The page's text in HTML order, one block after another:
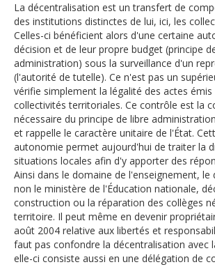
Mon ZA.com
中文
English
Français
Connexion
La décentralisation est un transfert de
des institutions distinctes de lui, ici, les
Celles-ci bénéficient alors d'une certaine
décision et de leur propre budget (principe
administration) sous la surveillance d'un
(l'autorité de tutelle). Ce n'est pas un
vérifie simplement la légalité des actes émis
collectivités territoriales. Ce contrôle est la
nécessaire du principe de libre
et rappelle le caractère unitaire de l'État.
autonomie permet aujourd'hui de traiter la
situations locales afin d'y apporter des
Ainsi dans le domaine de l'enseignement,
non le ministère de l'Éducation nationale,
construction ou la réparation des collèges
territoire. Il peut même en devenir
août 2004 relative aux libertés et
faut pas confondre la décentralisation avec
elle-ci consiste aussi en une délégation de